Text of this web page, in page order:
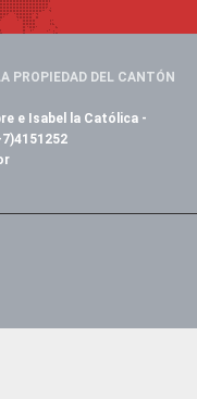
PROPIEDAD DEL CANTÓN
e Isabel la Católica -